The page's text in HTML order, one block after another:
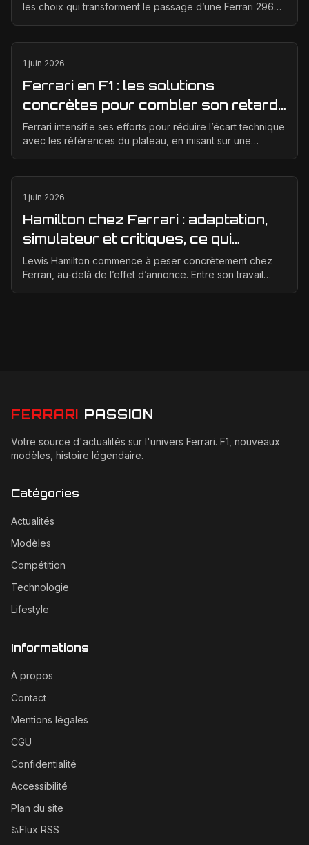
les choix qui transforment le passage d’une Ferrari 296
1 juin 2026
Ferrari en F1 : les solutions
concrètes pour combler son retard
technique en 2026
Ferrari intensifie ses efforts pour réduire l’écart technique
avec les références du plateau, en misant sur une
1 juin 2026
Hamilton chez Ferrari : adaptation,
simulateur et critiques, ce qui
change vraiment pour la Scuderia
Lewis Hamilton commence à peser concrètement chez
Ferrari, au-delà de l’effet d’annonce. Entre son travail
FERRARI PASSION
Votre source d'actualités sur l'univers Ferrari. F1, nouveaux
modèles, histoire légendaire.
Catégories
Actualités
Modèles
Compétition
Technologie
Lifestyle
Informations
À propos
Contact
Mentions légales
CGU
Confidentialité
Accessibilité
Plan du site
Flux RSS